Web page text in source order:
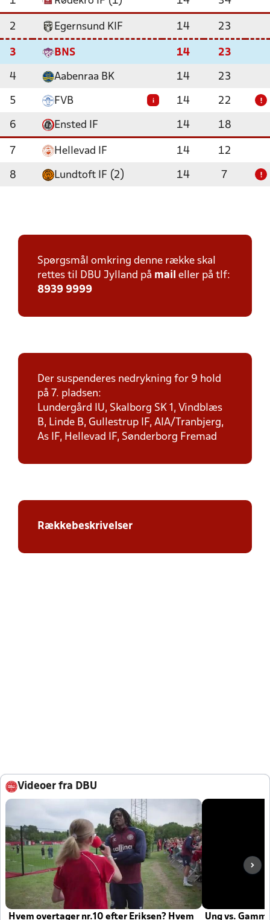
2 Egernsund KIF 14 23
3 BNS 14 23
4 Aabenraa BK 14 23
5 FVB i 14 22 !
6 Ensted IF 14 18
7 Hellevad IF 14 12
8 Lundtoft IF (2) 14 7 !
Spørgsmål omkring denne række skal
rettes til DBU Jylland på mail eller på tlf:
8939 9999
Der suspenderes nedrykning for 9 hold
på 7. pladsen:
Lundergård IU, Skalborg SK 1, Vindblæs
B, Linde B, Gullestrup IF, AIA/Tranbjerg,
As IF, Hellevad IF, Sønderborg Fremad
Rækkebeskrivelser
Videoer fra DBU
Hvem overtager nr.10 efter Eriksen? Hvem
Ung vs.